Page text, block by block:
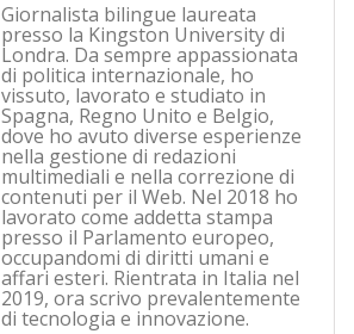
Giornalista bilingue laureata
presso la Kingston University di
Londra. Da sempre appassionata
di politica internazionale, ho
vissuto, lavorato e studiato in
Spagna, Regno Unito e Belgio,
dove ho avuto diverse esperienze
nella gestione di redazioni
multimediali e nella correzione di
contenuti per il Web. Nel 2018 ho
lavorato come addetta stampa
presso il Parlamento europeo,
occupandomi di diritti umani e
affari esteri. Rientrata in Italia nel
2019, ora scrivo prevalentemente
di tecnologia e innovazione.